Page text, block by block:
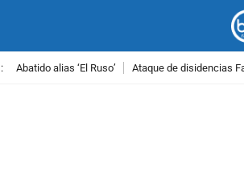
Abatido alias ‘El Ruso’ Ataque de disidencias